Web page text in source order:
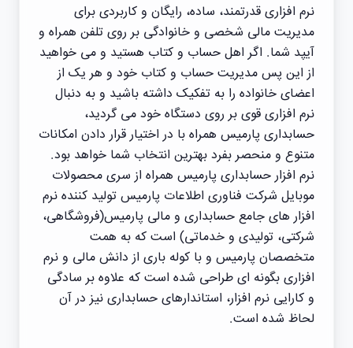
نرم افزاری قدرتمند، ساده، رایگان و کاربردی برای
مدیریت مالی شخصی و خانوادگی بر روی تلفن همراه و
آیپد شما. اگر اهل حساب و کتاب هستید و می خواهید
از این پس مدیریت حساب و کتاب خود و هر یک از
اعضای خانواده را به تفکیک داشته باشید و به دنبال
نرم افزاری قوی بر روی دستگاه خود می گردید،
حسابداری پارمیس همراه با در اختیار قرار دادن امکانات
متنوع و منحصر بفرد بهترین انتخاب شما خواهد بود.
نرم افزار حسابداری پارمیس همراه از سری محصولات
موبایل شرکت فناوری اطلاعات پارمیس تولید کننده نرم
افزار های جامع حسابداری و مالی پارمیس(فروشگاهی،
شرکتی، تولیدی و خدماتی) است که به همت
متخصصان پارمیس و با کوله باری از دانش مالی و نرم
افزاری بگونه ای طراحی شده است که علاوه بر سادگی
و کارایی نرم افزار، استاندارهای حسابداری نیز در آن
لحاظ شده است.